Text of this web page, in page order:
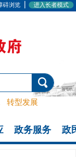
碍浏览 进入长者模式
转型发展
政务服务 政